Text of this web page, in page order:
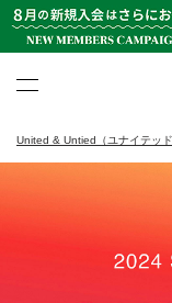
United & Untied（ユナイテッ